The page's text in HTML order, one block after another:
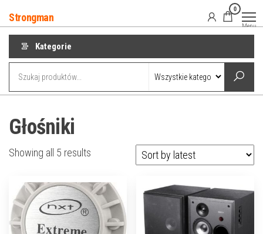
do
treści
Strongman
0
Menu
Kategorie
Głośniki
Showing all 5 results